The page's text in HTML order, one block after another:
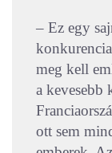
– Ez egy
meg kell
a kevesebb
ott sem